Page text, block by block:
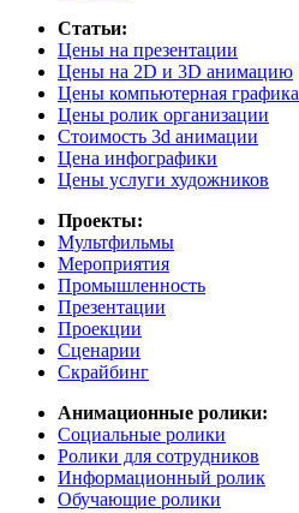
Статьи:
Цены на презентации
Цены на 2D и 3D анимацию
Цены компьютерная графика
Цены ролик организации
Cтоимость 3d анимации
Цена инфографики
Цены услуги художников
Проекты:
Мультфильмы
Мероприятия
Промышленность
Презентации
Проекции
Сценарии
Скрайбинг
Анимационные ролики:
Социальные ролики
Ролики для сотрудников
Информационный ролик
Обучающие ролики